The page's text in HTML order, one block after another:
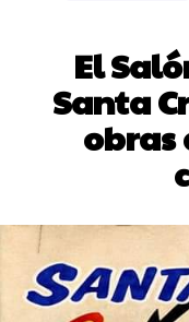
El
Santa
obras